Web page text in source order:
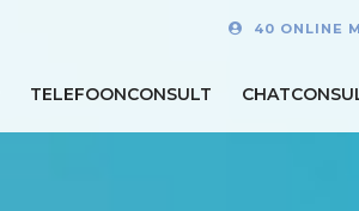
40 ONLINE
TELEFOONCONSULT